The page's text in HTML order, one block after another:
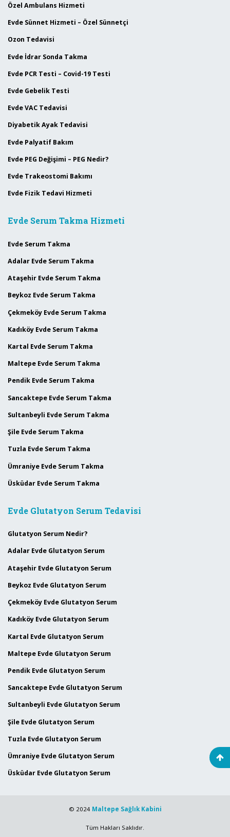
Özel Ambulans Hizmeti
Evde Sünnet Hizmeti – Özel Sünnetçi
Ozon Tedavisi
Evde İdrar Sonda Takma
Evde PCR Testi – Covid-19 Testi
Evde Gebelik Testi
Evde VAC Tedavisi
Diyabetik Ayak Tedavisi
Evde Palyatif Bakım
Evde PEG Değişimi – PEG Nedir?
Evde Trakeostomi Bakımı
Evde Fizik Tedavi Hizmeti
Evde Serum Takma Hizmeti
Evde Serum Takma
Adalar Evde Serum Takma
Ataşehir Evde Serum Takma
Beykoz Evde Serum Takma
Çekmeköy Evde Serum Takma
Kadıköy Evde Serum Takma
Kartal Evde Serum Takma
Maltepe Evde Serum Takma
Pendik Evde Serum Takma
Sancaktepe Evde Serum Takma
Sultanbeyli Evde Serum Takma
Şile Evde Serum Takma
Tuzla Evde Serum Takma
Ümraniye Evde Serum Takma
Üsküdar Evde Serum Takma
Evde Glutatyon Serum Tedavisi
Glutatyon Serum Nedir?
Adalar Evde Glutatyon Serum
Ataşehir Evde Glutatyon Serum
Beykoz Evde Glutatyon Serum
Çekmeköy Evde Glutatyon Serum
Kadıköy Evde Glutatyon Serum
Kartal Evde Glutatyon Serum
Maltepe Evde Glutatyon Serum
Pendik Evde Glutatyon Serum
Sancaktepe Evde Glutatyon Serum
Sultanbeyli Evde Glutatyon Serum
Şile Evde Glutatyon Serum
Tuzla Evde Glutatyon Serum
Ümraniye Evde Glutatyon Serum
Üsküdar Evde Glutatyon Serum
© 2024 Maltepe Sağlık Kabini
Tüm Hakları Saklıdır.